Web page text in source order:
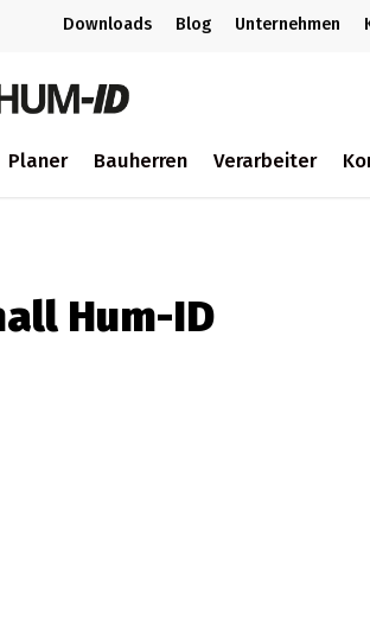
Downloads Blog Unternehmen
Planer Bauherren Verarbeiter
Hum-ID